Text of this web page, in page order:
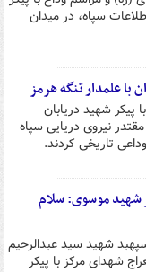
سپاه، در میدان
با علمدار تنگه هرمز
پیکر شهید دریابان
نیروی دریایی سپاه
تاریخی کردند.
شهید موسوی: سلام
شهید سید عبدالرحیم
شهدای مرکز با پیکر